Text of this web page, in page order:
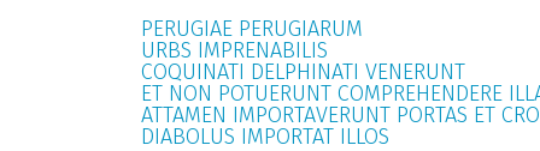
PERUGIAE PERUGIARUM
URBS IMPRENABILIS
COQUINATI DELPHINATI VENERUNT
ET NON POTUERUNT COMPREHENDERE
ATTAMEN IMPORTAVERUNT PORTAS ET
DIABOLUS IMPORTAT ILLOS